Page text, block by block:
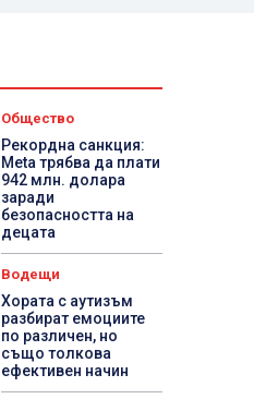
Общество
Рекордна санкция:
Meta трябва да плати
942 млн. долара
заради
безопасността на
децата
Водещи
Хората с аутизъм
разбират емоциите
по различен, но
също толкова
ефективен начин